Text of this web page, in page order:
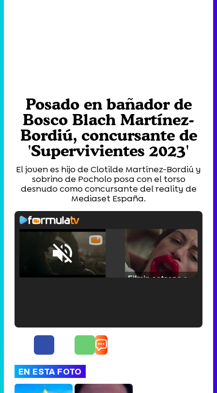
Posado en bañador de
Bosco Blach Martínez-
Bordiú, concursante de
'Supervivientes 2023'
El joven es hijo de Clotilde Martínez-Bordiú y
sobrino de Pocholo posa con el torso
desnudo como concursante del reality de
Mediaset España.
Unmute /
Loaded
25.30%
EN ESTA FOTO